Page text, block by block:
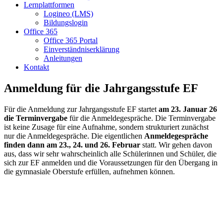
Lernplattformen
Logineo (LMS)
Bildungslogin
Office 365
Office 365 Portal
Einverständniserklärung
Anleitungen
Kontakt
Anmeldung für die Jahrgangsstufe EF
Für die Anmeldung zur Jahrgangsstufe EF startet am 23. Januar 26
die Terminvergabe für die Anmeldegespräche. Die Terminvergabe
ist keine Zusage für eine Aufnahme, sondern strukturiert zunächst
nur die Anmeldegespräche. Die eigentlichen Anmeldegespräche
finden dann am 23., 24. und 26. Februar statt. Wir gehen davon
aus, dass wir sehr wahrscheinlich alle Schülerinnen und Schüler, die
sich zur EF anmelden und die Voraussetzungen für den Übergang in
die gymnasiale Oberstufe erfüllen, aufnehmen können.